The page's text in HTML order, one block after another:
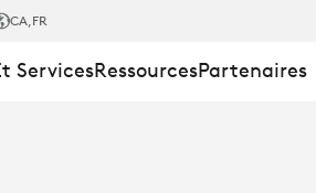
CA,FR
ServicesRessourcesPartenaires